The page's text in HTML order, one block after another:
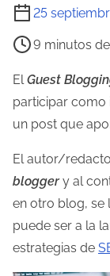
25
T
e
m
p
o
e
l
e
c
t
9 minutos
El Guest
participar como
un post que
El autor/
bloggery al
en otro blog, se
puede ser a la
estrategias de